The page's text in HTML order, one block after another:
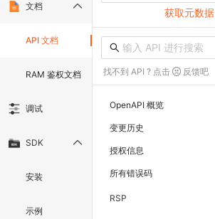
文档
API 文档
RAM 鉴权文档
调试
SDK
安装
示例
获取元数据
找不到 API ? 点击 反馈吧
OpenAPI 概览
变更历史
授权信息
所有错误码
RSP